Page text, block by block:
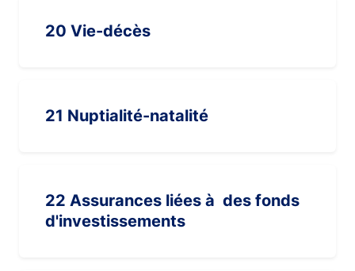
20 Vie-décès
21 Nuptialité-natalité
22 Assurances liées à des fonds
d'investissements